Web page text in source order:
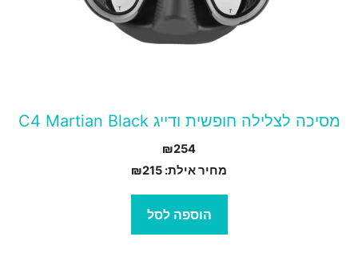
מסיכה לצלילה חופשית ודייג C4 Martian Black
₪254
מחיר אילת:
₪215
הוספה לסל